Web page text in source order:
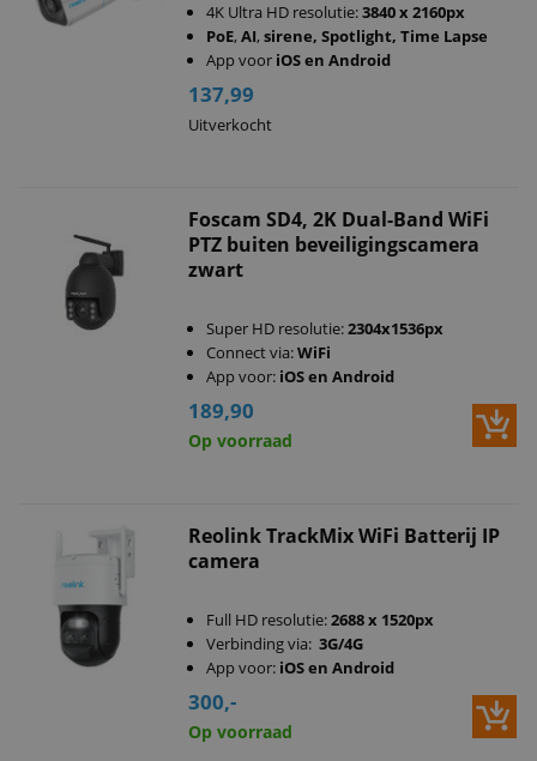
4K Ultra HD resolutie:3840 x 2160px
PoE, AI, sirene, Spotlight, Time Lapse
App voor iOS en Android
137,99
Uitverkocht
Foscam SD4, 2K Dual-Band WiFi
PTZ buiten beveiligingscamera
zwart
Super HD resolutie:2304x1536px
Connect via:WiFi
App voor:iOS en Android
189,90
Op voorraad
Reolink TrackMix WiFi Batterij IP
camera
Full HD resolutie:2688 x 1520px
Verbinding via: 3G/4G
App voor: iOS en Android
300,-
Op voorraad